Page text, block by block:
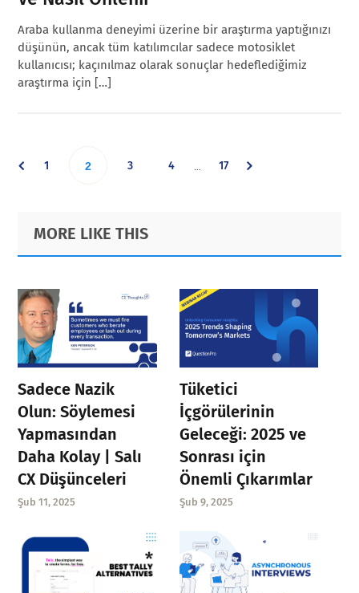
Araba kullanma deneyimi üzerine bir araştırma yaptığınızı
düşünün, ancak tüm katılımcılar sadece motosiklet
kullanıcısı; kaçınılmaz olarak sonuçlar hedeflediğimiz
araştırma için […]
Go
page
1 Go
page
2 Go
page
3 Go
4
pages
… Go
17
Primary
Sidebar
Footer
MORE LIKE THIS
Sadece Nazik
Olun: Söylemesi
Yapmasından
Daha Kolay | Salı
CX Düşünceleri
Şub 11, 2025
Tüketici
İçgörülerinin
Geleceği: 2025 ve
Sonrası için
Önemli Çıkarımlar
Şub 9, 2025